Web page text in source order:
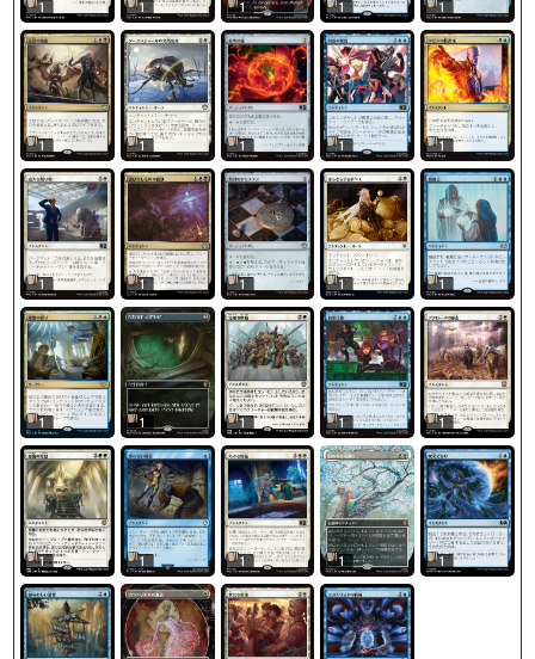
1 1 1 1 1
1 1 1 1 1
1 1 1 1 1
1 1 1 1 1
1 1 1 1 1